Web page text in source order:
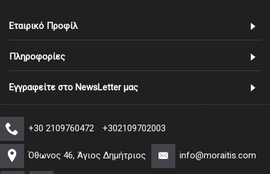
Εταιρικό Προφίλ
Πληροφορίες
Εγγραφείτε στο NewsLetter μας
+30 2109760472 +302109702003
Όθωνος 46, Άγιος Δημήτριος info@moraitis.com